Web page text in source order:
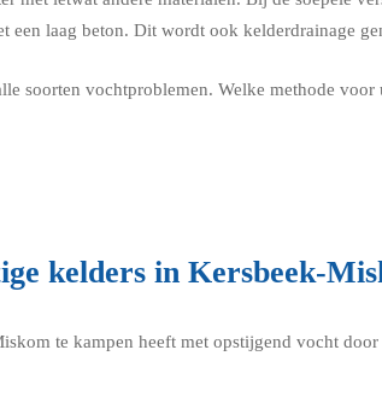
laag beton. Dit wordt ook kelderdrainage
soorten vochtproblemen. Welke methode
kelders in Kersbeek-
te kampen heeft met opstijgend vocht